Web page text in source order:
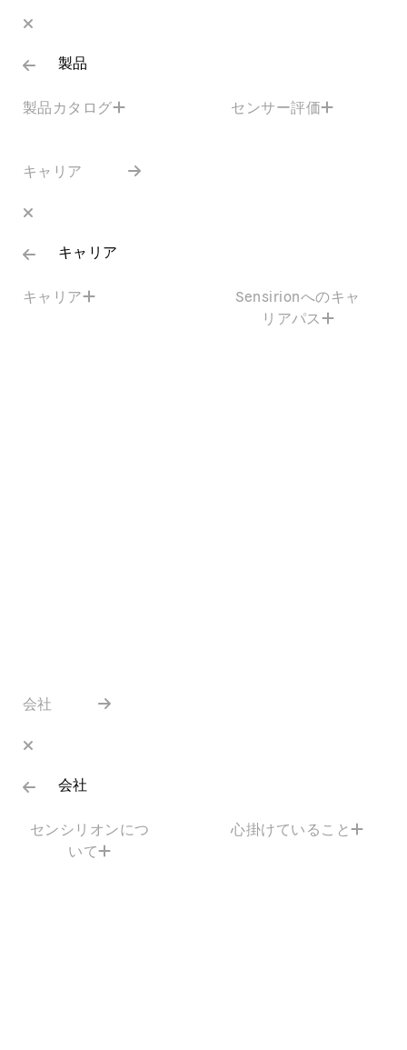
製品
製品カタログ センサー評価
キャリア
キャリア
キャリア
Sensirionへのキャ
リアパス
会社
会社
センシリオンにつ
いて
心掛けていること